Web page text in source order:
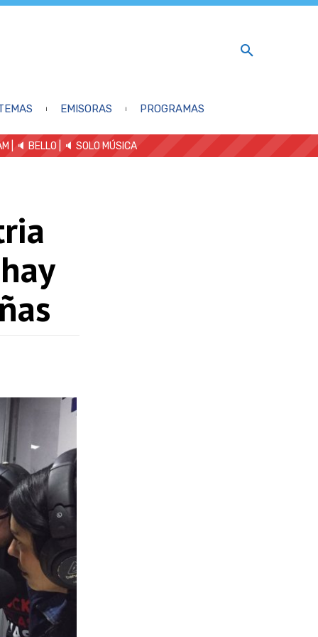
EMISORAS PROGRAMAS
| 🔈 BELLO 🔈 SOLO MÚSICA